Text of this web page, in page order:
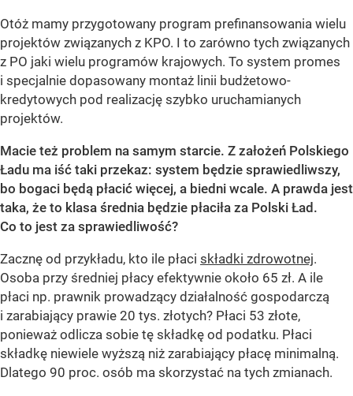
Otóż mamy przygotowany program prefinansowania wielu
projektów związanych z KPO. I to zarówno tych związanych
z PO jaki wielu programów krajowych. To system promes
i specjalnie dopasowany montaż linii budżetowo-
kredytowych pod realizację szybko uruchamianych
projektów.
Macie też problem na samym starcie. Z założeń Polskiego
Ładu ma iść taki przekaz: system będzie sprawiedliwszy,
bo bogaci będą płacić więcej, a biedni wcale. A prawda jest
taka, że to klasa średnia będzie płaciła za Polski Ład.
Co to jest za sprawiedliwość?
Zacznę od przykładu, kto ile płaci składki zdrowotnej.
Osoba przy średniej płacy efektywnie około 65 zł. A ile
płaci np. prawnik prowadzący działalność gospodarczą
i zarabiający prawie 20 tys. złotych? Płaci 53 złote,
ponieważ odlicza sobie tę składkę od podatku. Płaci
składkę niewiele wyższą niż zarabiający płacę minimalną.
Dlatego 90 proc. osób ma skorzystać na tych zmianach.